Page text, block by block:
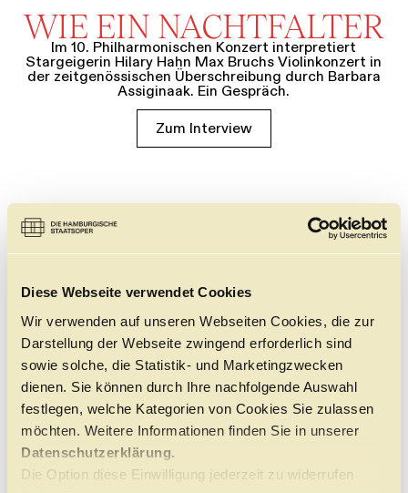
Diese Webseite verwendet Cookies
Wir verwenden auf unseren Webseiten Cookies, die zur
Darstellung der Webseite zwingend erforderlich sind
sowie solche, die Statistik- und Marketingzwecken
dienen. Sie können durch Ihre nachfolgende Auswahl
festlegen, welche Kategorien von Cookies Sie zulassen
möchten. Weitere Informationen finden Sie in unserer
Datenschutzerklärung.
Die Option diese Einwilligung jederzeit zu widerrufen
WIE EIN NACHTFALTER
Im 10. Philharmonischen Konzert interpretiert
Stargeigerin Hilary Hahn Max Bruchs Violinkonzert in
der zeitgenössischen Überschreibung durch Barbara
Assiginaak. Ein Gespräch.
Zum Interview